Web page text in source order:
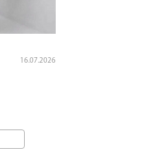
16.07.2026